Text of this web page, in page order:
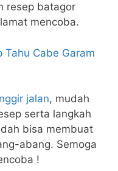
resep batagor
mencoba.
Tahu Cabe Garam
jalan, mudah
serta langkah
bisa membuat
abang. Semoga
!